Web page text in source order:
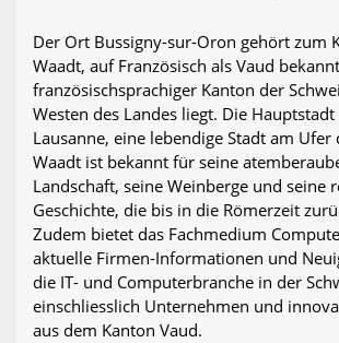
Der Ort Bussigny-sur-Oron gehört zum
Waadt, auf Französisch als Vaud
französischsprachiger Kanton der
Westen des Landes liegt. Die
Lausanne, eine lebendige Stadt am Ufer
Waadt ist bekannt für seine
Landschaft, seine Weinberge und seine
Geschichte, die bis in die Römerzeit
Zudem bietet das Fachmedium
aktuelle Firmen-Informationen und
die IT- und Computerbranche in der
einschliesslich Unternehmen und
aus dem Kanton Vaud.